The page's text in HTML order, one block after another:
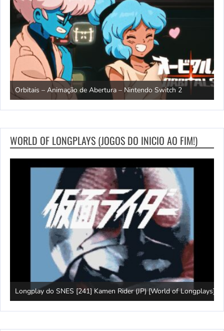
Orbitais – Animação de Abertura – Nintendo Switch 2
WORLD OF LONGPLAYS (JOGOS DO INICIO AO FIM!)
Longplay do SNES [241] Kamen Rider (JP) [World of Longplays]